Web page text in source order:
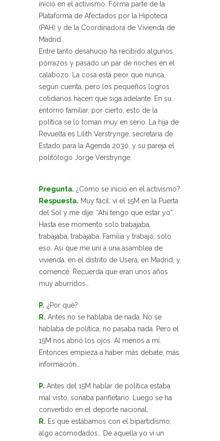
inició en el activismo. Forma parte de la
Plataforma de Afectados por la Hipoteca
(PAH) y de la Coordinadora de Vivienda de
Madrid.
Entre tanto desahucio ha recibido algunos
porrazos y pasado un par de noches en el
calabozo. La cosa está peor que nunca,
según cuenta, pero los pequeños logros
cotidianos hacen que siga adelante. En su
entorno familiar, por cierto, esto de la
política se lo toman muy en serio. La hija de
Revuelta es Lilith Verstrynge, secretaria de
Estado para la Agenda 2030, y su pareja el
politólogo Jorge Verstrynge.
Pregunta. ¿Cómo se inició en el activismo?
Respuesta. Muy fácil: vi el 15M en la Puerta
del Sol y me dije: “Ahí tengo que estar yo”.
Hasta ese momento solo trabajaba,
trabajaba, trabajaba. Familia y trabajo, solo
eso. Así que me uní a una asamblea de
vivienda, en el distrito de Usera, en Madrid, y
comencé. Recuerda que eran unos años
muy aburridos…
P. ¿Por qué?
R. Antes no se hablaba de nada. No se
hablaba de política, no pasaba nada. Pero el
15M nos abrió los ojos. Al menos a mí.
Entonces empieza a haber más debate, más
información…
P. Antes del 15M hablar de política estaba
mal visto, sonaba panfletario. Luego se ha
convertido en el deporte nacional.
R. Es que estábamos con el bipartidismo,
algo acomodados… De aquella yo vi un